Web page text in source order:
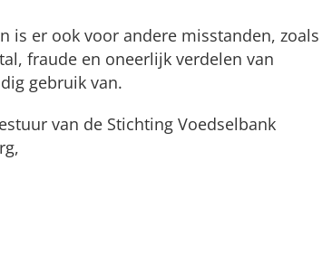
is er ook voor andere misstanden, zoals
fraude en oneerlijk verdelen van
gebruik van.
van de Stichting Voedselbank